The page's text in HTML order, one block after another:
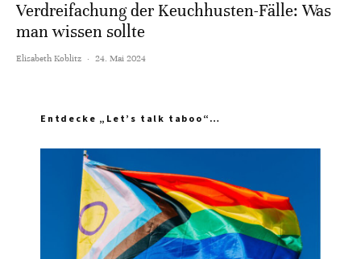
Verdreifachung der Keuchhusten-Fälle: Was
man wissen sollte
Elisabeth Koblitz · 24. Mai 2024
Entdecke „Let’s talk taboo“…